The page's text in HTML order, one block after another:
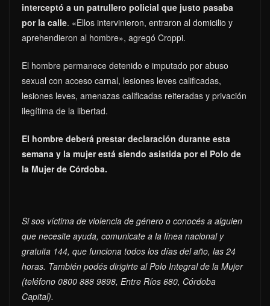
interceptó a un patrullero policial que justo pasaba
por la calle. «Ellos intervinieron, entraron al domicilio y
aprehendieron al hombre», agregó Croppi.
El hombre permanece detenido e imputado por abuso
sexual con acceso carnal, lesiones leves calificadas,
lesiones leves, amenazas calificadas reiteradas y privación
ilegítima de la libertad.
El hombre deberá prestar declaración durante esta
semana y la mujer está siendo asistida por el Polo de
la Mujer de Córdoba.
Si sos víctima de violencia de género o conocés a alguien
que necesite ayuda, comunicate a la línea nacional y
gratuita 144, que funciona todos los días del año, las 24
horas. También podés dirigirte al Polo Integral de la Mujer
(teléfono 0800 888 9898, Entre Ríos 680, Córdoba
Capital).